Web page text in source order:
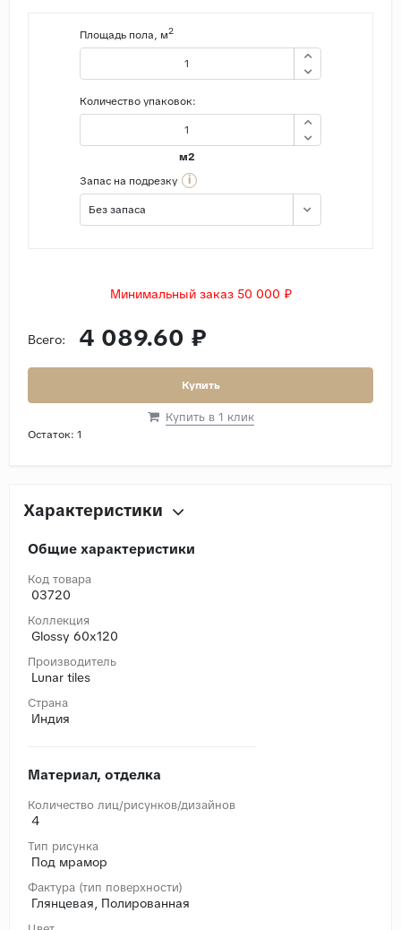
Площадь пола, м2
Количество упаковок:
м2
Запас на подрезку
i
Без запаса
Минимальный заказ 50 000 ₽
Всего: 4 089.60 ₽
Купить
Купить в 1 клик
Остаток: 1
Характеристики
Общие характеристики
Код товара
03720
Коллекция
Glossy 60x120
Производитель
Lunar tiles
Страна
Индия
Материал, отделка
Количество лиц/рисунков/дизайнов
4
Тип рисунка
Под мрамор
Фактура (тип поверхности)
Глянцевая, Полированная